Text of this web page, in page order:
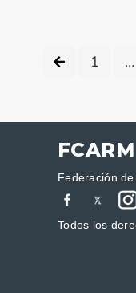
1 …
FCARM
Federación
Todos los